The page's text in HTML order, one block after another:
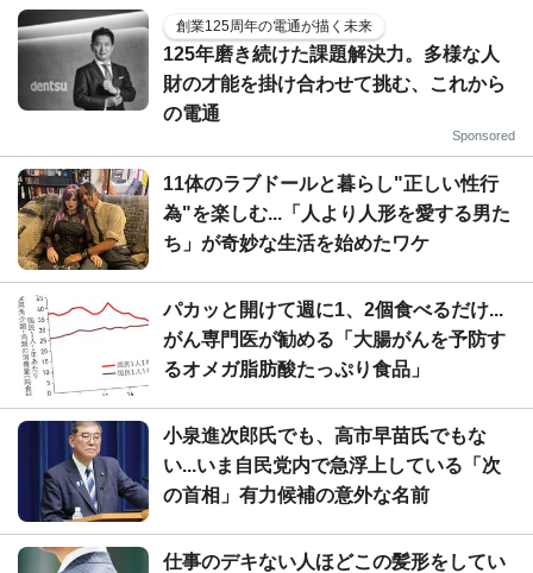
創業125周年の電通が描く未来
125年磨き続けた課題解決力。多様な人
財の才能を掛け合わせて挑む、これから
の電通
Sponsored
11体のラブドールと暮らし"正しい性行
為"を楽しむ...「人より人形を愛する男た
ち」が奇妙な生活を始めたワケ
パカッと開けて週に1、2個食べるだけ...
がん専門医が勧める「大腸がんを予防す
るオメガ脂肪酸たっぷり食品」
小泉進次郎氏でも、高市早苗氏でもな
い...いま自民党内で急浮上している「次
の首相」有力候補の意外な名前
仕事のデキない人ほどこの髪形をしてい